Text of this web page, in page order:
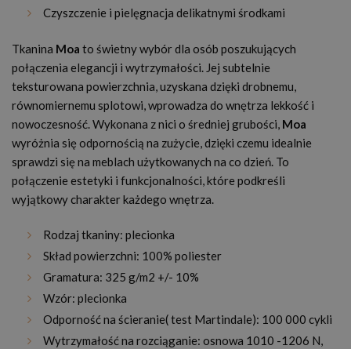
Czyszczenie i pielęgnacja delikatnymi środkami
Tkanina Moa to świetny wybór dla osób poszukujących
połączenia elegancji i wytrzymałości. Jej subtelnie
teksturowana powierzchnia, uzyskana dzięki drobnemu,
równomiernemu splotowi, wprowadza do wnętrza lekkość i
nowoczesność. Wykonana z nici o średniej grubości, Moa
wyróżnia się odpornością na zużycie, dzięki czemu idealnie
sprawdzi się na meblach użytkowanych na co dzień. To
połączenie estetyki i funkcjonalności, które podkreśli
wyjątkowy charakter każdego wnętrza.
Rodzaj tkaniny: plecionka
Skład powierzchni: 100% poliester
Gramatura: 325 g/m2 +/- 10%
Wzór: plecionka
Odporność na ścieranie( test Martindale): 100 000 cykli
Wytrzymałość na rozciąganie: osnowa 1010 -1206 N,